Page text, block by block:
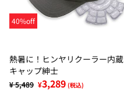
40%off
熱暑に！ヒンヤリクーラー内蔵
キャップ紳士
¥ 5,489 ¥3,289 (税込)